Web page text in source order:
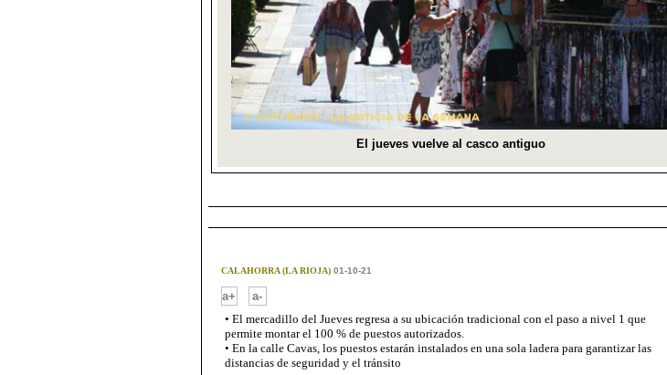
CALAHORRA (LA RIOJA)01-10-21
a+
a-
• El mercadillo del Jueves regresa a su ubicación tradicional con el paso a nivel 1 que
permite montar el 100 % de puestos autorizados.
• En la calle Cavas, los puestos estarán instalados en una sola ladera para garantizar las
distancias de seguridad y el tránsito